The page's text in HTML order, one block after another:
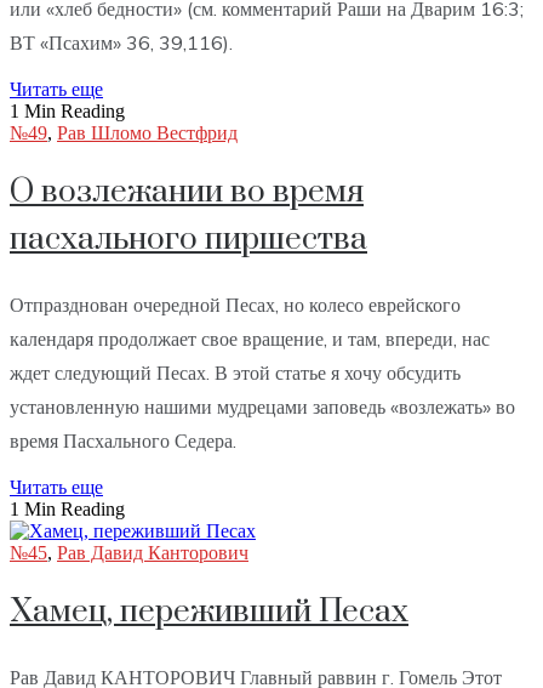
или «хлеб бедности» (см. комментарий Раши на Дварим 16:3;
ВТ «Псахим» 36, 39,116).
Читать еще
1 Min Reading
№49, Рав Шломо Вестфрид
О возлежании во время
пасхального пиршества
Отпразднован очередной Песах, но колесо еврейского
календаря продолжает свое вращение, и там, впереди, нас
ждет следующий Песах. В этой статье я хочу обсудить
установленную нашими мудрецами заповедь «возлежать» во
время Пасхального Седера.
Читать еще
1 Min Reading
№45, Рав Давид Канторович
Хамец, переживший Песах
Рав Давид КАНТОРОВИЧ Главный раввин г. Гомель Этот